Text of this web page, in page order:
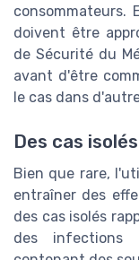
consommateurs.
doivent être
de Sécurité du
avant d'être
le cas dans
Des cas
Bien que rare,
entraîner des
des cas isolés
des infections